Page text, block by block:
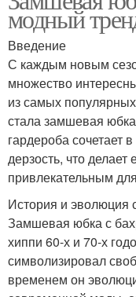
модный
Введение
С каждым новым
множество
из самых
стала замшевая
гардероба сочетает
дерзость, что
привлекательным
История и эволюция
Замшевая юбка с
хиппи 60-х и 70-х
символизировал
временем он